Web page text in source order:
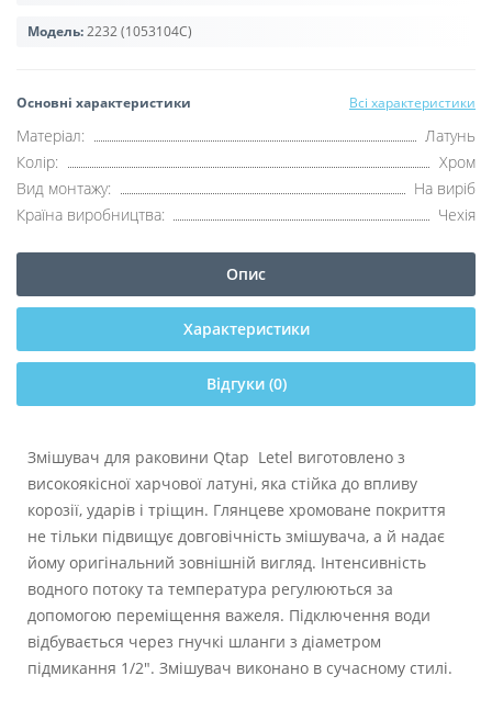
Модель:2232 (1053104C)
Основні характеристики Всі характеристики
Матеріал:
Латунь
Колір:
Хром
Вид монтажу:
На виріб
Країна виробництва:
Чехія
Опис
Характеристики
Відгуки (0)
Змішувач для раковини Qtap Letel виготовлено з
високоякісної харчової латуні, яка стійка до впливу
корозії, ударів і тріщин. Глянцеве хромоване покриття
не тільки підвищує довговічність змішувача, а й надає
йому оригінальний зовнішній вигляд. Інтенсивність
водного потоку та температура регулюються за
допомогою переміщення важеля. Підключення води
відбувається через гнучкі шланги з діаметром
підмикання 1/2". Змішувач виконано в сучасному стилі.